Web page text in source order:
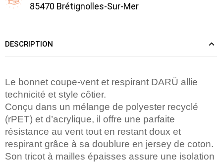
85470 Brétignolles-Sur-Mer
DESCRIPTION
Le bonnet coupe-vent et respirant DARÜ allie
technicité et style côtier.
Conçu dans un mélange de polyester recyclé
(rPET) et d’acrylique, il offre une parfaite
résistance au vent tout en restant doux et
respirant grâce à sa doublure en jersey de coton.
Son tricot à mailles épaisses assure une isolation